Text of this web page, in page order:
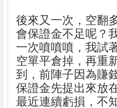
後來又一次，空翻
會保證金不足呢？
一次噴噴噴，我試
空單平倉掉，再重
到，前陣子因為賺
保證金先提出來放
最近連續虧損，不